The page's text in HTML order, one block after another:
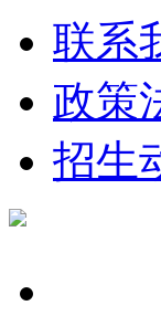
联系
政策
招生